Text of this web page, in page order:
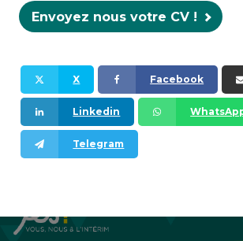
Envoyez nous votre CV !
X Facebook
Linkedin
Telegram